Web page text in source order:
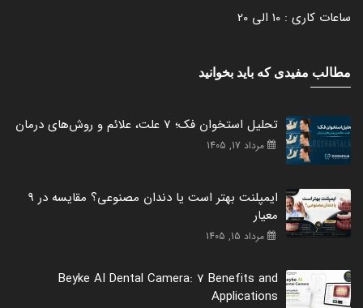
ساعات کاری : 10 الی 20
مطالب مفیدی که باید بخوانید
تحلیل استخوان فک؛ 7 علت، علائم و روش‌های درمان
مرداد 17, 1405
ایمپلنت بهتر است یا دندان مصنوعی؟ مقایسه در 9
معیار
مرداد 15, 1405
Beyke AI Dental Camera: 7 Benefits and
Applications